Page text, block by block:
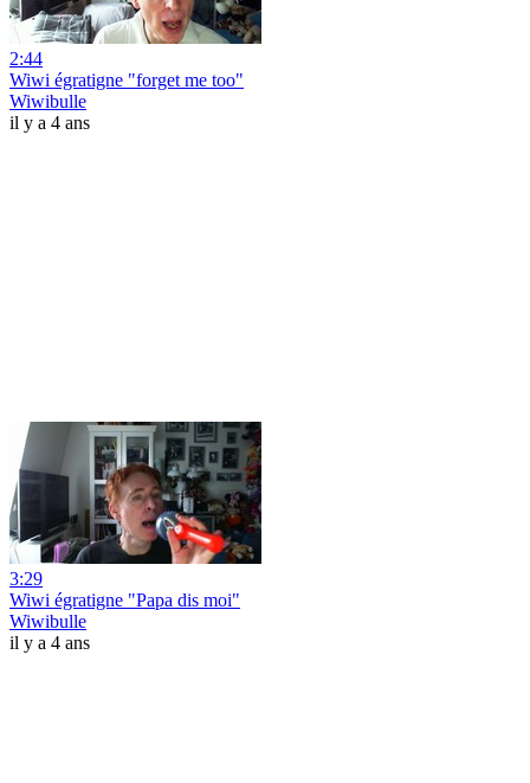
2:44
Wiwi égratigne "forget me too"
Wiwibulle
il y a 4 ans
3:29
Wiwi égratigne "Papa dis moi"
Wiwibulle
il y a 4 ans